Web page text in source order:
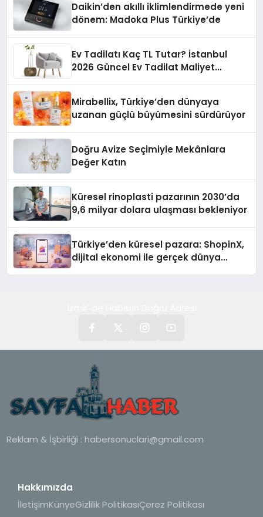
Daikin’den akıllı iklimlendirmede yeni
dönem: Madoka Plus Türkiye’de
Ev Tadilatı Kaç TL Tutar? İstanbul
2026 Güncel Ev Tadilat Maliyet
Mirabellix, Türkiye’den dünyaya
uzanan güçlü büyümesini sürdürüyor
Doğru Avize Seçimiyle Mekânlara
Değer Katın
Küresel rinoplasti pazarının 2030’da
9,6 milyar dolara ulaşması bekleniyor
Türkiye’den küresel pazara: ShopinX,
dijital ekonomi ile gerçek dünya
Reklam & İşbirliği : habersonuclari@gmail.com
Hakkımızda
İletişimKünyeGizlilik PolitikasıÇerez Politikası